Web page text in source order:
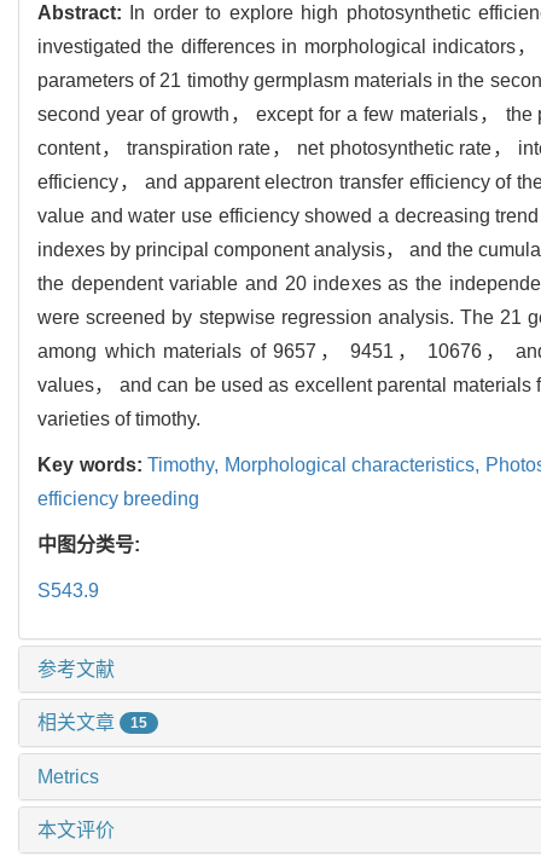
Abstract:
In order to explore high photosynthetic
investigated the differences in morphological indicators
parameters of 21 timothy germplasm materials in the
second year of growth， except for a few materials，
content， transpiration rate， net photosynthetic rate，
efficiency， and apparent electron transfer efficiency of
value and water use efficiency showed a decreasing
indexes by principal component analysis， and the
the dependent variable and 20 indexes as the
were screened by stepwise regression analysis. The 21
among which materials of 9657， 9451， 10676，
values， and can be used as excellent parental
varieties of timothy.
Key words: Timothy, Morphological characteristics,
efficiency breeding
中图分类号:
S543.9
参考文献
相关文章 15
Metrics
本文评价